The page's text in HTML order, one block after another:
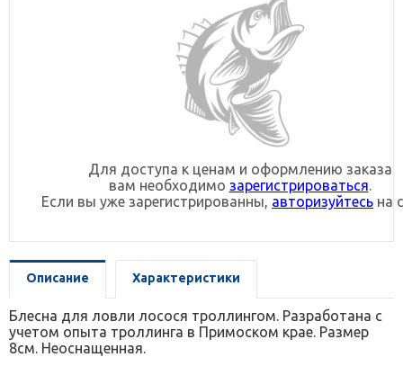
Для доступа к ценам и оформлению заказа
вам необходимо зарегистрироваться.
Если вы уже зарегистрированны, авторизуйтесь на
Описание Характеристики
Блесна для ловли лосося троллингом. Разработана с
учетом опыта троллинга в Примоском крае. Размер
8см. Неоснащенная.